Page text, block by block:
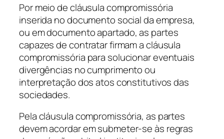
Por meio de cláusula compromissória
inserida no documento social da empresa,
ou em documento apartado, as partes
capazes de contratar firmam a cláusula
compromissória para solucionar eventuais
divergências no cumprimento ou
interpretação dos atos constitutivos das
sociedades.
Pela cláusula compromissória, as partes
devem acordar em submeter-se às regras